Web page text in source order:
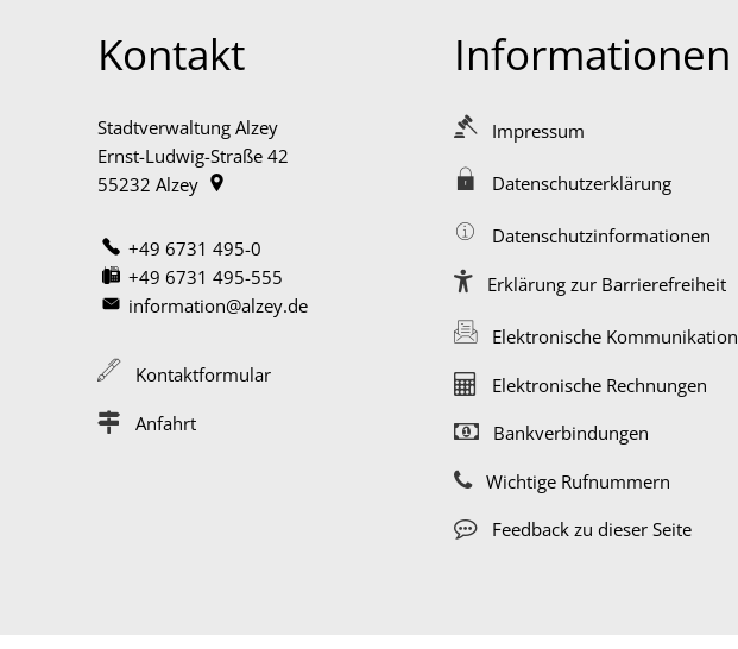
Kontakt
Stadtverwaltung Alzey
Ernst-Ludwig-Straße 42
55232 Alzey
+49 6731 495-0
+49 6731 495-555
information@alzey.de
Kontaktformular
Anfahrt
Informationen
Impressum
Datenschutzerklärung
Datenschutzinformationen
Erklärung zur Barrierefreiheit
Elektronische Kommunikation
Elektronische Rechnungen
Bankverbindungen
Wichtige Rufnummern
Feedback zu dieser Seite